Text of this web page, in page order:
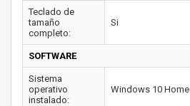
Teclado de
tamaño
completo:
Si
SOFTWARE
Sistema
operativo
instalado:
Windows 10 Home